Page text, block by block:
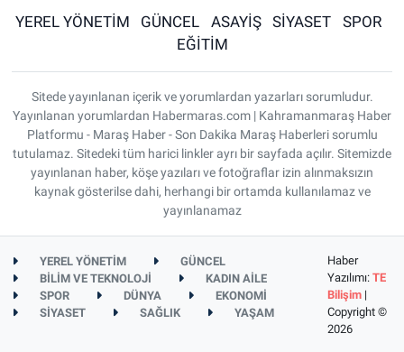
YEREL YÖNETİM GÜNCEL ASAYİŞ SİYASET
SPOR
EĞİTİM
Sitede yayınlanan içerik ve yorumlardan yazarları sorumludur.
Yayınlanan yorumlardan Habermaras.com | Kahramanmaraş Haber
Platformu - Maraş Haber - Son Dakika Maraş Haberleri sorumlu
tutulamaz. Sitedeki tüm harici linkler ayrı bir sayfada açılır. Sitemizde
yayınlanan haber, köşe yazıları ve fotoğraflar izin alınmaksızın
kaynak gösterilse dahi, herhangi bir ortamda kullanılamaz ve
yayınlanamaz
YEREL YÖNETİM
GÜNCEL
BİLİM VE TEKNOLOJİ
KADIN AİLE
SPOR
DÜNYA
EKONOMİ
SİYASET
SAĞLIK YAŞAM
Haber
Yazılımı: TE
Bilişim|
Copyright ©
2026